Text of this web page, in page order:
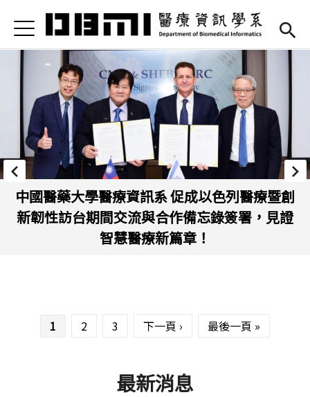
首頁
Open submenu (高中專區)
高中專區
最新消息
Open submenu (學系簡介)
學系簡介
Open submenu (本系成員)
本系成員
Open submenu (課程資訊)
課程資訊
Open submenu (法規/表單)
法規/表單
Open submenu (重要連結)
Jump to Navigation
Jump to Main content
中國醫藥大學醫療資訊系 促成以色列醫療暨創
新韌性訪台期間交流與合作備忘錄簽署，見證
智慧醫療新篇章！
1 2 3 下一頁 › 最後一頁 »
最新消息